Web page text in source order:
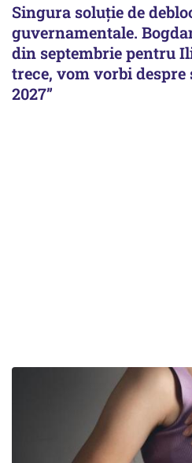
Singura soluție de
guvernamentale.
din septembrie pentru
trece, vom vorbi
2027”